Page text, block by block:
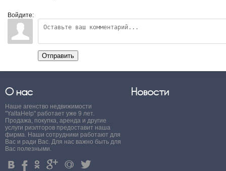
Войдите:
Отправить
О нас
Наше агенство недвижимости
"YaltaHelp" работает уже 9 лет.
Продажа, покупка, аренда и другие
услуги риэлторов предоставит наша
фирма. Наши сотрудники работают для
Вас и ради Вас. Для нас важно быть для
Вас полезными.
4 % . ' + 3
Новости